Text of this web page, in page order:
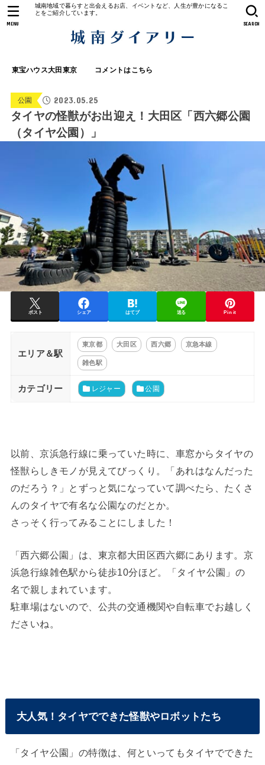
城南地域で暮らすと出会えるお店、イベントなど、人生が豊かになるこ
とをご紹介しています。
東宝ハウス大田東京 コメントはこちら
SEARCH
MENU
公園 2023.05.25
タイヤの怪獣がお出迎え！大田区「西六郷公園
（タイヤ公園）」
ポスト シェア はてブ 送る Pin it
エリア＆駅
東京都 大田区 西六郷 京急本線
雑色駅
カテゴリー レジャー 公園
以前、京浜急行線に乗っていた時に、車窓からタイヤの
怪獣らしきモノが見えてびっくり。「あれはなんだった
のだろう？」とずっと気になっていて調べたら、たくさ
んのタイヤで有名な公園なのだとか。
さっそく行ってみることにしました！
「西六郷公園」は、東京都大田区西六郷にあります。京
浜急行線雑色駅から徒歩10分ほど。「タイヤ公園」の
名で親しまれています。
駐車場はないので、公共の交通機関や自転車でお越しく
ださいね。
大人気！タイヤでできた怪獣やロボットたち
「タイヤ公園」の特徴は、何といってもタイヤでできた